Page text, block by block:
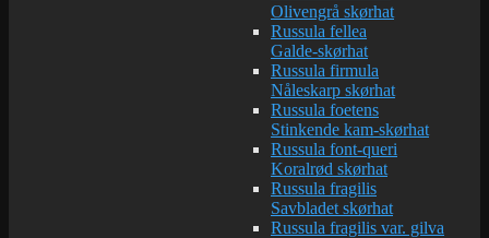
Olivengrå skørhat
Russula fellea
Galde-skørhat
Russula firmula
Nåleskarp skørhat
Russula foetens
Stinkende kam-skørhat
Russula font-queri
Koralrød skørhat
Russula fragilis
Savbladet skørhat
Russula fragilis var. gilva